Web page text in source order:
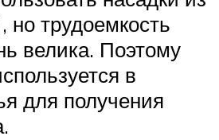
но трудоемкость
велика. Поэтому
в
для получения